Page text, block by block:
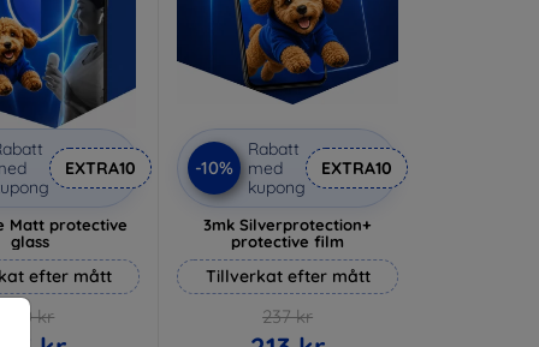
EXTRA10
Matt protective
glass
efter mått
170 kr
-10%
Rabatt
med
kupong
EXTRA10
3mk Silverprotection+
protective film
Tillverkat efter mått
237 kr